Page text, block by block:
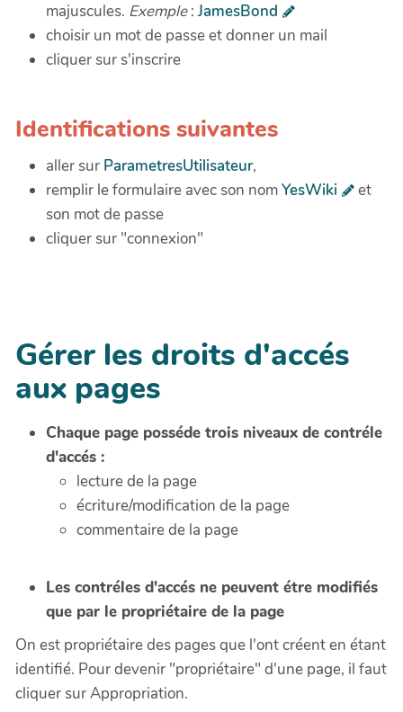
majuscules. Exemple:JamesBond
choisir un mot de passe et donner un mail
cliquer sur s'inscrire
Identifications suivantes
aller sur ParametresUtilisateur,
remplir le formulaire avec son nomYesWiki
et
son mot de passe
cliquer sur "connexion"
Gérer les droits d'accés
aux pages
Chaque page posséde trois niveaux de contréle
d'accés :
lecture de la page
écriture/modification de la page
commentaire de la page
Les contréles d'accés ne peuvent étre modifiés
que par le propriétaire de la page
On est propriétaire des pages que l'ont créent en étant
identifié. Pour devenir "propriétaire" d'une page, il faut
cliquer sur Appropriation.